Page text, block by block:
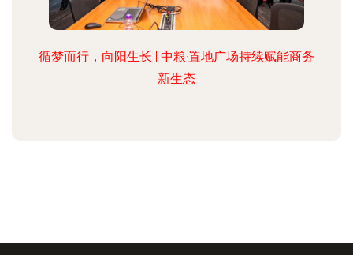
循梦而行，向阳生长 | 中粮·置地广场持续赋能商务
新生态